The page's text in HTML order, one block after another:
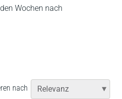
Wochen nach
nach